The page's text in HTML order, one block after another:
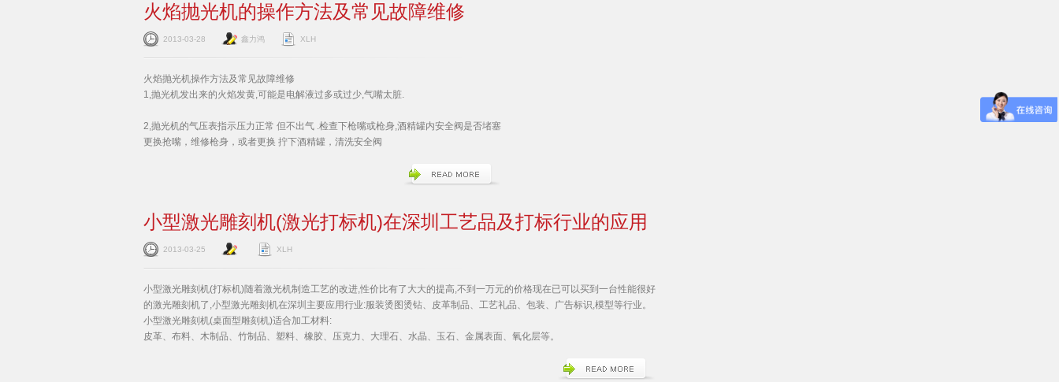
火焰抛光机的操作方法及常见故障维修
2013-03-28 鑫力鸿 XLH
火焰抛光机操作方法及常见故障维修
1,抛光机发出来的火焰发黄,可能是电解液过多或过少,气嘴太脏.
2,抛光机的气压表指示压力正常 但不出气 .检查下枪嘴或枪身,酒精罐内安全阀是否堵塞
更换抢嘴，维修枪身，或者更换 拧下酒精罐，清洗安全阀
小型激光雕刻机(激光打标机)在深圳工艺品及打标行业的应用
2013-03-25 XLH
小型激光雕刻机(打标机)随着激光机制造工艺的改进,性价比有了大大的提高,不到一万元的价格现在已可以买到一台性能很好
的激光雕刻机了,小型激光雕刻机在深圳主要应用行业:服装烫图烫钻、皮革制品、工艺礼品、包装、广告标识,模型等行业。
小型激光雕刻机(桌面型雕刻机)适合加工材料:
皮革、布料、木制品、竹制品、塑料、橡胶、压克力、大理石、水晶、玉石、金属表面、氧化层等。